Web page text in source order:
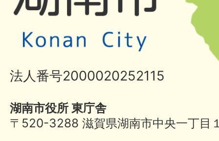
法人番号2000020252115
湖南市役所 東庁舎
〒520-3288 滋賀県湖南市中央一丁目